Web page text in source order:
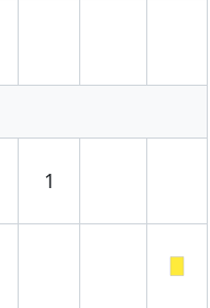
1